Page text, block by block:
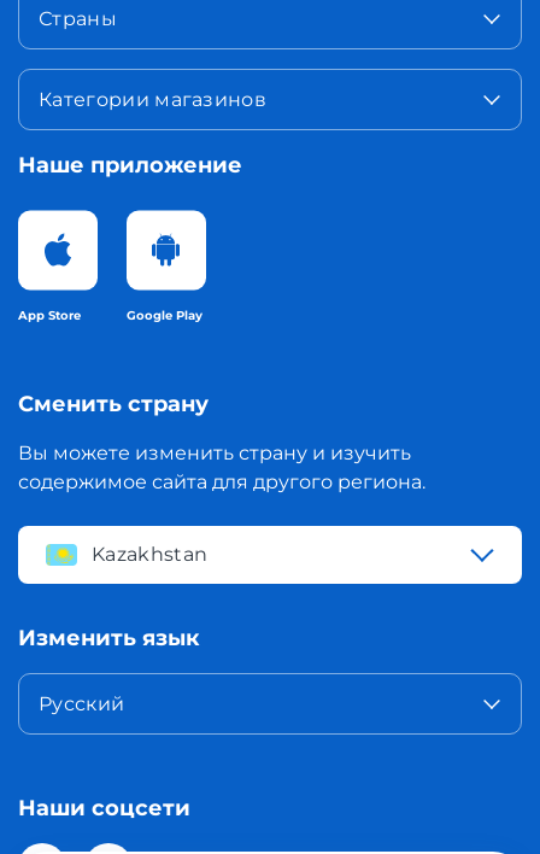
Страны
Категории магазинов
Наше приложение
App Store Google Play
Сменить страну
Вы можете изменить страну и изучить
содержимое сайта для другого региона.
Kazakhstan
Изменить язык
Русский
Наши соцсети